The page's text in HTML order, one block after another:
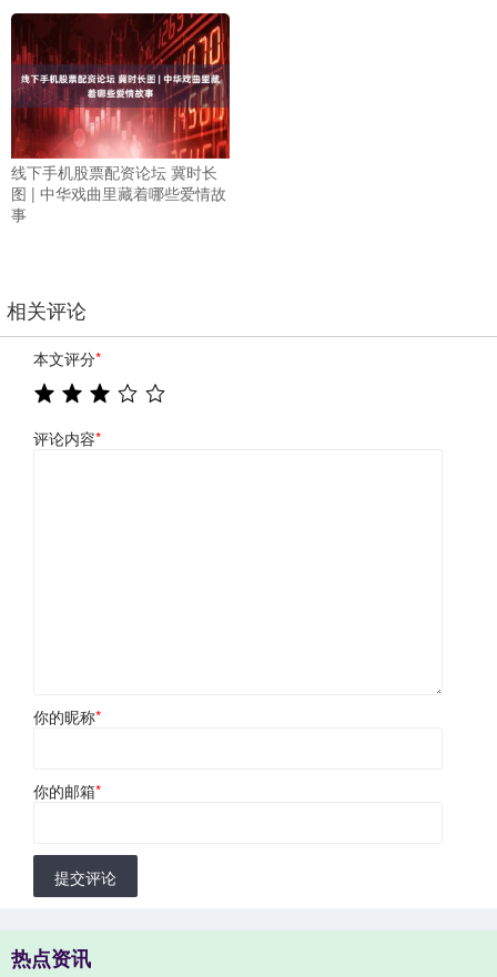
线下手机股票配资论坛 冀时长
图 | 中华戏曲里藏着哪些爱情故
事
相关评论
本文评分*
评论内容*
你的昵称*
你的邮箱*
提交评论
热点资讯